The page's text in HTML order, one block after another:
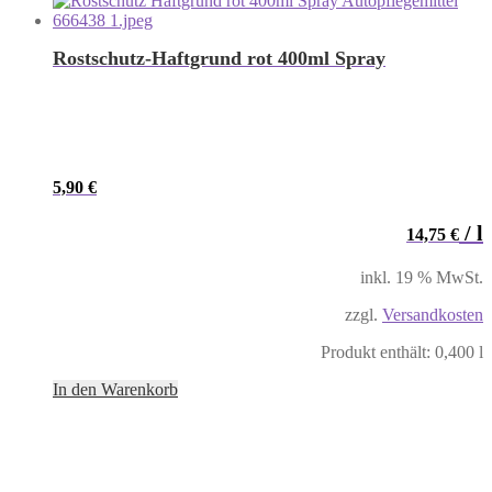
Rostschutz-Haftgrund rot 400ml Spray
5,90 €
14,75 € / l
inkl. 19 % MwSt.
zzgl. Versandkosten
Produkt enthält: 0,400 l
In den Warenkorb